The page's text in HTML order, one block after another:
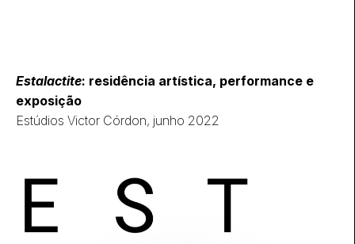
Estalactite: residência artística, performance e
exposição
Estúdios Victor Córdon, junho 2022